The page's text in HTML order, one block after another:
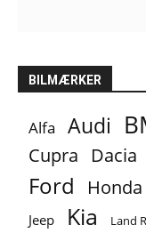
BILMÆRKER
Alfa Audi
Cupra Dacia
Ford Honda
Jeep Kia Land